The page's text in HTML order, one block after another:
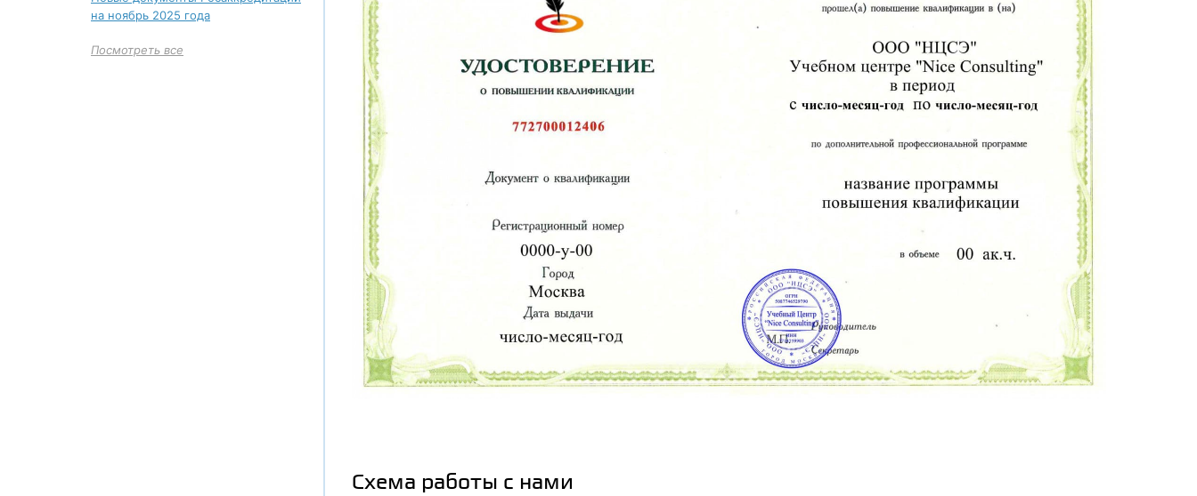
на ноябрь 2025 года
Посмотреть все
Организационные мероприятия, обеспечивающие качество выполнения работ
4.1
4.2
4.3 Управление проектами
4.4
4.5
Особенности проектирования. Схемы планировочной организации земельного участка
5.1 Работы по подготовке генерального плана земельного участка
5.2 Работы по подготовке схемы планировочной организации трассы линейного объекта
5.3 Работы по подготовке схемы планировочной организации полосы отвода линейного сооружения
6 Архитектурные, конструктивные и технологические решения при проектировании
Схема работы с нами